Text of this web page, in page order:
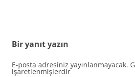
Bir yanıt yazın
E-posta adresiniz yayınlanmayacak.
işaretlenmişlerdir